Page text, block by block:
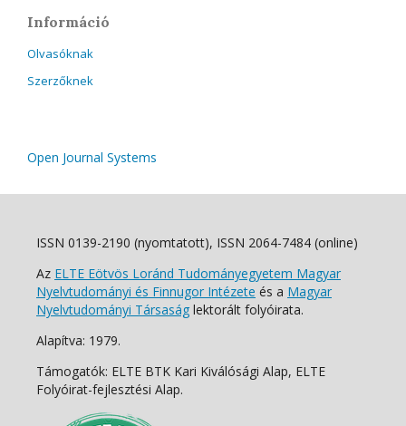
Információ
Olvasóknak
Szerzőknek
Open Journal Systems
ISSN 0139-2190 (nyomtatott), ISSN 2064-7484 (online)
Az ELTE Eötvös Loránd Tudományegyetem Magyar
Nyelvtudományi és Finnugor Intézete és a Magyar
Nyelvtudományi Társaság lektorált folyóirata.
Alapítva: 1979.
Támogatók: ELTE BTK Kari Kiválósági Alap, ELTE
Folyóirat-fejlesztési Alap.